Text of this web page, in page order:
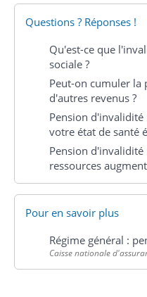
Questions ? Réponses !
Qu'est-ce que
sociale ?
Peut-on cumuler la
d'autres revenus ?
Pension d'invalidité
votre état de santé
Pension d'invalidité
ressources
Pour en savoir plus
Régime général :
Caisse nationale